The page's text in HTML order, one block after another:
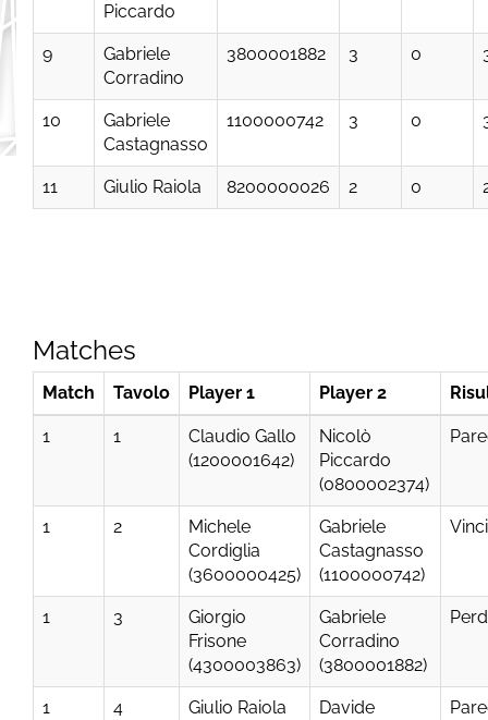
Piccardo
9
Gabriele
Corradino
3800001882 3 0
10
Gabriele
Castagnasso
1100000742 3 0
11 Giulio Raiola 8200000026 2 0
Matches
Match Tavolo Player 1 Player 2
1 1
Claudio Gallo
(1200001642)
Nicolò
Piccardo
(0800002374)
1 2
Michele
Cordiglia
(3600000425)
Gabriele
Castagnasso
(1100000742)
1 3
Giorgio
Frisone
(4300003863)
Gabriele
Corradino
(3800001882)
1 4
Giulio Raiola
Davide